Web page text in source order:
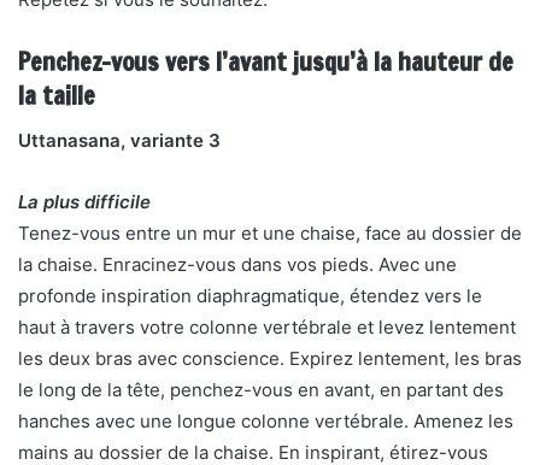
Penchez-vous vers l’avant jusqu’à la hauteur de
la taille
Uttanasana, variante 3
La plus difficile
Tenez-vous entre un mur et une chaise, face au dossier de
la chaise. Enracinez-vous dans vos pieds. Avec une
profonde inspiration diaphragmatique, étendez vers le
haut à travers votre colonne vertébrale et levez lentement
les deux bras avec conscience. Expirez lentement, les bras
le long de la tête, penchez-vous en avant, en partant des
hanches avec une longue colonne vertébrale. Amenez les
mains au dossier de la chaise. En inspirant, étirez-vous